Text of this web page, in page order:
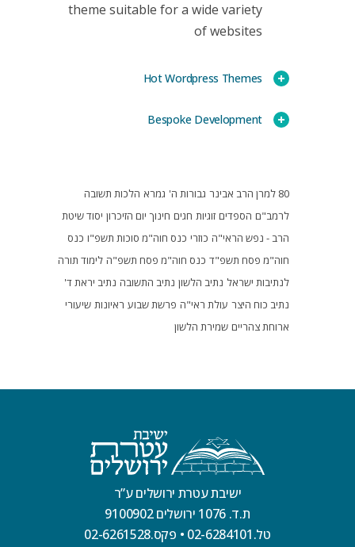
theme suitable for a wide variety
of websites
Hot Wordpress Themes
Bespoke Development
80 למרן הרב אבינר גבורות ה' גמרא הלכות תשובה
לרמב"ם הספדים זוגיות חגים חינוך יום הזיכרון יסוד שיטת
הרב - נפש הראי"ה כוזרי כנס חוה"מ סוכות תשפ"ו כנס
חוה"מ פסח תשפ"ד כנס חוה"מ פסח תשפ"ה לימוד תורה
לנתיבות ישראל נתיב הלשון נתיב התשובה נתיב יראת ד'
נתיב כוח היצר עולת ראי"ה פרשת שבוע ראיונות שיעורי
ארוחת צהריים שמירת הלשון
ישיבת עטרת ירושלים ע”ר
ת.ד. 1076 ירושלים 9100902
טל.02-6284101
• פקס.02-6261528